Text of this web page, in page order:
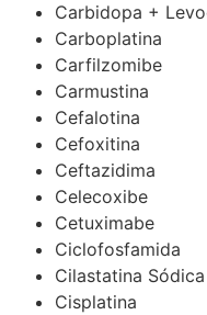
Carbidopa +
Carboplatina
Carfilzomibe
Carmustina
Cefalotina
Cefoxitina
Ceftazidima
Celecoxibe
Cetuximabe
Ciclofosfamida
Cilastatina
Cisplatina